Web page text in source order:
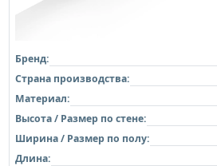
Бренд:
Страна производства:
Материал:
Высота / Размер по стене:
Ширина / Размер по полу:
Длина: